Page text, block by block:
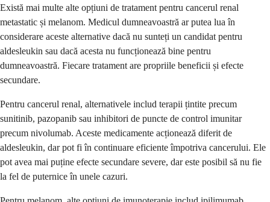
Există mai multe alte opțiuni de tratament pentru cancerul renal
metastatic și melanom. Medicul dumneavoastră ar putea lua în
considerare aceste alternative dacă nu sunteți un candidat pentru
aldesleukin sau dacă acesta nu funcționează bine pentru
dumneavoastră. Fiecare tratament are propriile beneficii și efecte
secundare.
Pentru cancerul renal, alternativele includ terapii țintite precum
sunitinib, pazopanib sau inhibitori de puncte de control imunitar
precum nivolumab. Aceste medicamente acționează diferit de
aldesleukin, dar pot fi în continuare eficiente împotriva cancerului. Ele
pot avea mai puține efecte secundare severe, dar este posibil să nu fie
la fel de puternice în unele cazuri.